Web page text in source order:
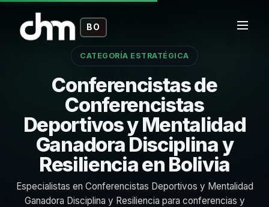
BO
CATEGORÍA ESTRATÉGICA
Conferencistas de
Conferencistas
Deportivos y Mentalidad
Ganadora Disciplina y
Resiliencia en Bolivia
Especialistas en Conferencistas Deportivos y Mentalidad
Ganadora Disciplina y Resiliencia para conferencias y